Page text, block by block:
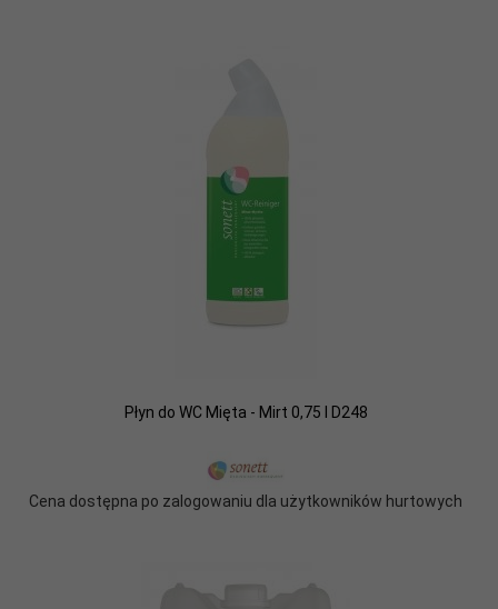
Płyn do WC Mięta - Mirt 0,75 l D248
Cena dostępna po zalogowaniu dla użytkowników hurtowych